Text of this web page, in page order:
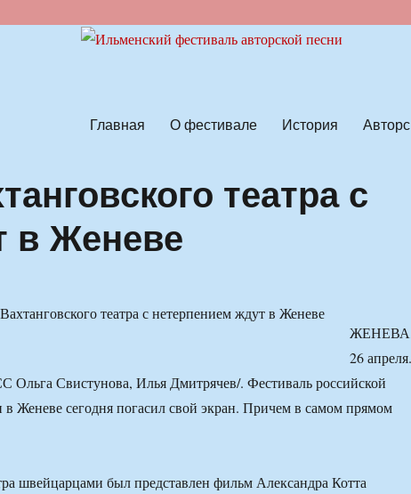
Главная О фестивале История
театра с
в Женеве
26
Свистунова, Илья Дмитрячев/. Фестиваль российской
в Женеве сегодня погасил свой экран. Причем в самом прямом
швейцарцами был представлен фильм Александра Котта